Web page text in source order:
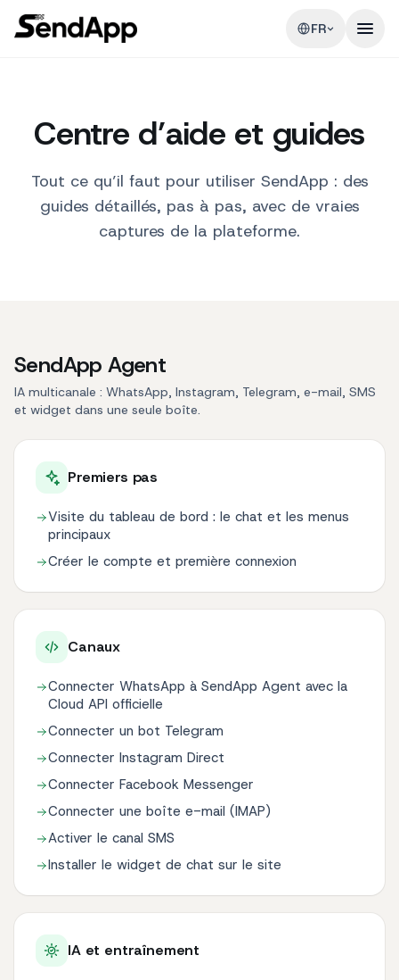
FR
Centre d’aide et guides
Tout ce qu’il faut pour utiliser SendApp : des
guides détaillés, pas à pas, avec de vraies
captures de la plateforme.
SendApp Agent
IA multicanale : WhatsApp, Instagram, Telegram, e-mail, SMS
et widget dans une seule boîte.
Premiers pas
Visite du tableau de bord : le chat et les menus
principaux
Créer le compte et première connexion
Canaux
Connecter WhatsApp à SendApp Agent avec la
Cloud API officielle
Connecter un bot Telegram
Connecter Instagram Direct
Connecter Facebook Messenger
Connecter une boîte e-mail (IMAP)
Activer le canal SMS
Installer le widget de chat sur le site
IA et entraînement